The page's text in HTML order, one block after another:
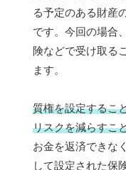
る予定のある財産
です。今回の場合
険などで受け取る
ます。
質権を設定するこ
リスクを減らすこ
お金を返済できな
して設定された保